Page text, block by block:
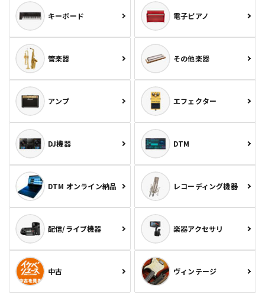
キーボード 電子ピアノ
管楽器 その他楽器
アンプ エフェクター
DJ機器 DTM
DTM オンライン納品 レコーディング機器
配信/ライブ機器 楽器アクセサリ
中古 ヴィンテージ